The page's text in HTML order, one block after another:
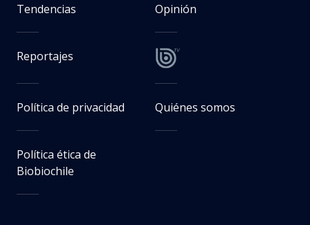
Tendencias Opinión
Reportajes
Política de privacidad Quiénes somos
Política ética de
Biobiochile